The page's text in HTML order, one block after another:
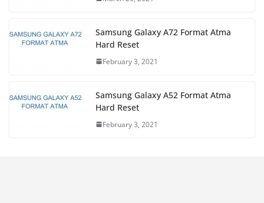
Samsung Galaxy A72 Format Atma
Hard Reset
February 3, 2021
Samsung Galaxy A52 Format Atma
Hard Reset
February 3, 2021